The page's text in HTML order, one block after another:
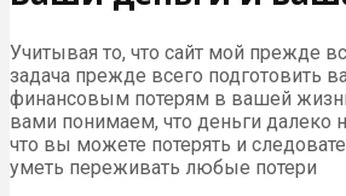
Учитывая то, что сайт мой прежде
задача прежде всего подготовить
финансовым потерям в вашей
вами понимаем, что деньги далеко
что вы можете потерять и
уметь переживать любые потери